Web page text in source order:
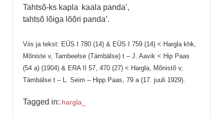
Tahtsõ-ks kapla kaala panda’,
tahtsõ lõiga lõõri panda’.
Viis ja tekst: EÜS I 780 (14) & EÜS I 759 (14) < Hargla khk,
Mõniste v, Tambeelse (Tämbälse) t – J. Aavik < Hip Paas
(54 a) (1904) & ERA II 57, 470 (27) < Hargla, Mõnistõ v,
Tämbälse t – L. Seim – Hipp Paas, 79 a (17. juuli 1929).
Tagged in: hargla_